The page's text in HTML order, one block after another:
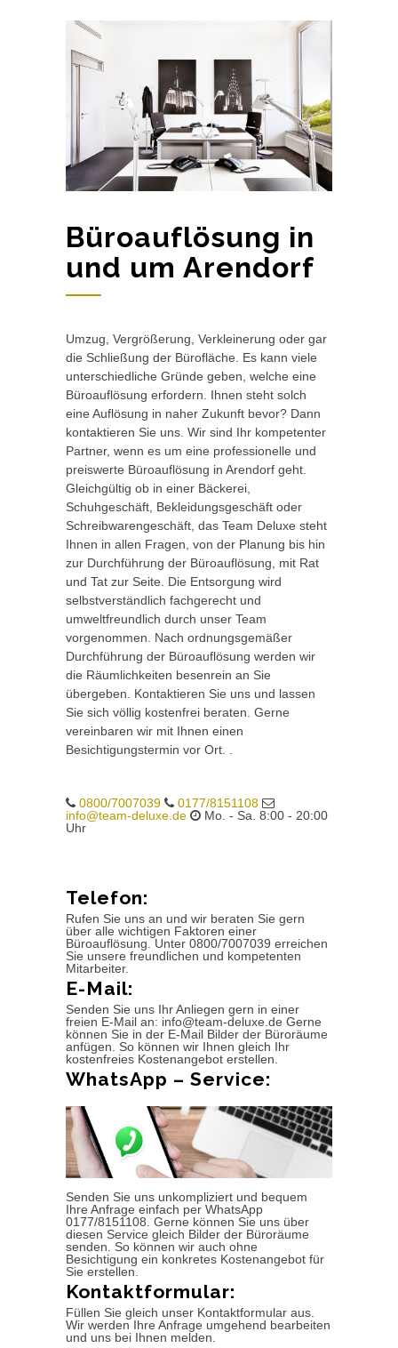
Büroauflösung in
und um Arendorf
Umzug, Vergrößerung, Verkleinerung oder gar
die Schließung der Bürofläche. Es kann viele
unterschiedliche Gründe geben, welche eine
Büroauflösung erfordern. Ihnen steht solch
eine Auflösung in naher Zukunft bevor? Dann
kontaktieren Sie uns. Wir sind Ihr kompetenter
Partner, wenn es um eine professionelle und
preiswerte Büroauflösung in Arendorf geht.
Gleichgültig ob in einer Bäckerei,
Schuhgeschäft, Bekleidungsgeschäft oder
Schreibwarengeschäft, das Team Deluxe steht
Ihnen in allen Fragen, von der Planung bis hin
zur Durchführung der Büroauflösung, mit Rat
und Tat zur Seite. Die Entsorgung wird
selbstverständlich fachgerecht und
umweltfreundlich durch unser Team
vorgenommen. Nach ordnungsgemäßer
Durchführung der Büroauflösung werden wir
die Räumlichkeiten besenrein an Sie
übergeben. Kontaktieren Sie uns und lassen
Sie sich völlig kostenfrei beraten. Gerne
vereinbaren wir mit Ihnen einen
Besichtigungstermin vor Ort. .
0800/7007039
0177/8151108
info@team-deluxe.de
Mo. - Sa. 8:00 - 20:00
Uhr
Telefon:
Rufen Sie uns an und wir beraten Sie gern
über alle wichtigen Faktoren einer
Büroauflösung. Unter 0800/7007039 erreichen
Sie unsere freundlichen und kompetenten
Mitarbeiter.
E-Mail:
Senden Sie uns Ihr Anliegen gern in einer
freien E-Mail an: info@team-deluxe.de Gerne
können Sie in der E-Mail Bilder der Büroräume
anfügen. So können wir Ihnen gleich Ihr
kostenfreies Kostenangebot erstellen.
WhatsApp – Service:
Senden Sie uns unkompliziert und bequem
Ihre Anfrage einfach per WhatsApp
0177/8151108. Gerne können Sie uns über
diesen Service gleich Bilder der Büroräume
senden. So können wir auch ohne
Besichtigung ein konkretes Kostenangebot für
Sie erstellen.
Kontaktformular:
Füllen Sie gleich unser Kontaktformular aus.
Wir werden Ihre Anfrage umgehend bearbeiten
und uns bei Ihnen melden.